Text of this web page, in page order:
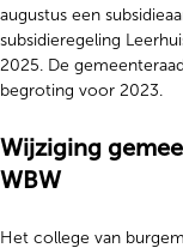
augustus een
subsidieregeling
2025. De
begroting voor 2023.
Wijziging
WBW
Het college van